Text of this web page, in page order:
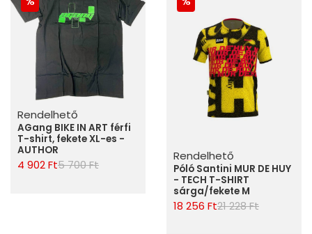
Rendelhető
AGang BIKE IN ART férfi
T-shirt, fekete XL-es -
AUTHOR
4 902 Ft5 700 Ft
Rendelhető
Póló Santini MUR DE HUY
- TECH T-SHIRT
sárga/fekete M
18 256 Ft21 228 Ft